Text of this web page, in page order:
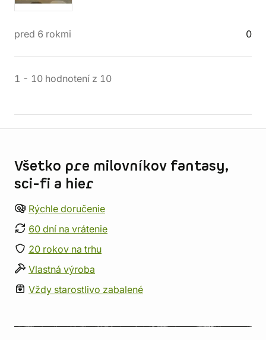
pred 6 rokmi 0
1 - 10 hodnotení z 10
Všetko pre milovníkov fantasy,
sci-fi a hier
Rýchle doručenie
60 dní na vrátenie
20 rokov na trhu
Vlastná výroba
Vždy starostlivo zabalené